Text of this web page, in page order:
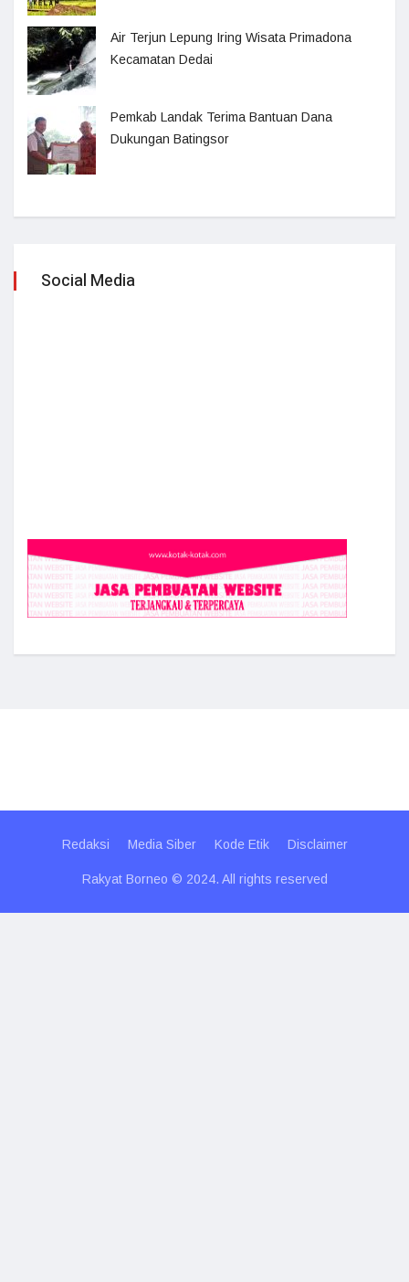
Air Terjun Lepung Iring Wisata Primadona
Kecamatan Dedai
Pemkab Landak Terima Bantuan Dana
Dukungan Batingsor
Social Media
Redaksi Media Siber Kode Etik Disclaimer
Rakyat Borneo © 2024. All rights reserved